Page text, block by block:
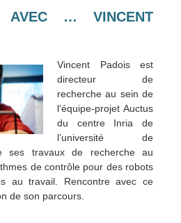
AVEC … VINCENT
Vincent Padois est
directeur de
recherche au sein de
l’équipe-projet Auctus
du centre Inria de
l’université de
ses travaux de recherche au
de contrôle pour des robots
au travail. Rencontre avec ce
de son parcours.